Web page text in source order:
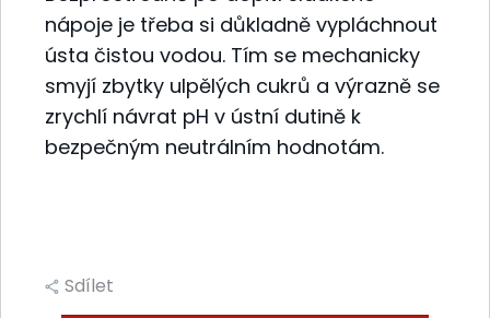
nápoje je třeba si důkladně vypláchnout
ústa čistou vodou. Tím se mechanicky
smyjí zbytky ulpělých cukrů a výrazně se
zrychlí návrat pH v ústní dutině k
bezpečným neutrálním hodnotám.
Sdílet